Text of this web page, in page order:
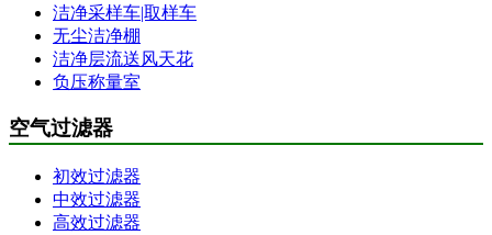
洁净采样车|取样车
无尘洁净棚
洁净层流送风天花
负压称量室
空气过滤器
初效过滤器
中效过滤器
高效过滤器